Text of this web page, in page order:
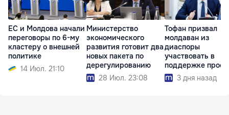
ЕС и Молдова начали
переговоры по 6-му
кластеру о внешней
политике
14 Июл. 21:10
Министерство
экономического
развития готовит два
новых пакета по
дерегулированию
28 Июл. 23:08
Тофан призвал
молдаван из
диаспоры
участвовать в
поддержке
развития страны
3 дня назад